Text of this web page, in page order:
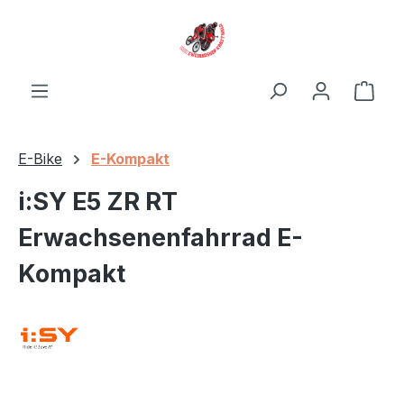
E-Bike E-Kompakt
i:SY E5 ZR RT
Erwachsenenfahrrad E-
Kompakt